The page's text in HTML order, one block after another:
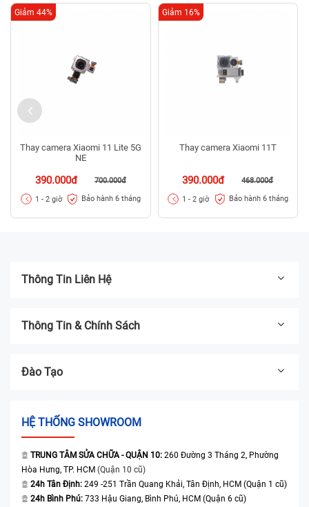
Thay camera Xiaomi 11 Lite 5G
NE
390.000đ 700.000đ
Giảm 44%
1 - 2 giờ Bảo hành 6 tháng
Thay camera Xiaomi 11T
390.000đ 468.000đ
Giảm 16%
1 - 2 giờ Bảo hành 6 tháng
Thông Tin Liên Hệ
Thông Tin & Chính Sách
Đào Tạo
HỆ THỐNG SHOWROOM
TRUNG TÂM SỬA CHỮA - QUẬN 10: 260 Đường 3 Tháng 2, Phường
Hòa Hưng, TP. HCM (Quận 10 cũ)
24h Tân Định: 249 -251 Trần Quang Khải, Tân Định, HCM (Quận 1 cũ)
24h Bình Phú: 733 Hậu Giang, Bình Phú, HCM (Quận 6 cũ)